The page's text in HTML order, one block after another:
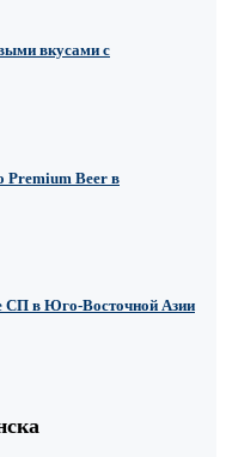
вкусами с
Premium Beer в
СП в Юго-Восточной Азии